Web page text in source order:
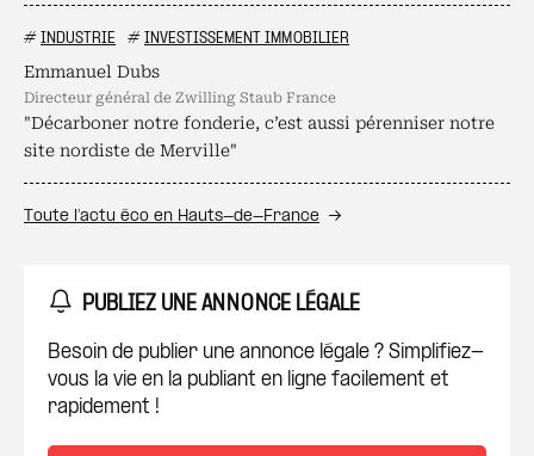
# INDUSTRIE # INVESTISSEMENT IMMOBILIER
Emmanuel Dubs
directeur général de Zwilling Staub France
"Décarboner notre fonderie, c’est aussi pérenniser notre
site nordiste de Merville"
Toute l’actu éco en Hauts-de-France
PUBLIEZ UNE ANNONCE LÉGALE
Besoin de publier une annonce légale ? Simplifiez-
vous la vie en la publiant en ligne facilement et
rapidement !